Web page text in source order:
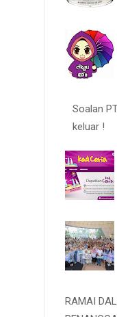
Soalan
keluar !
RAMAI